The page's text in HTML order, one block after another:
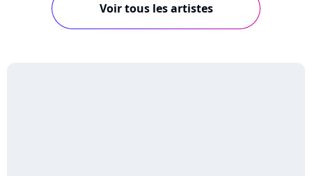
Voir tous les artistes